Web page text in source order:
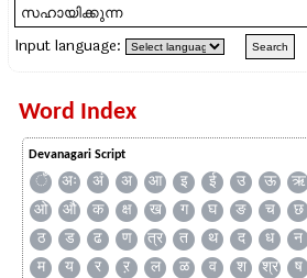
Input language:
Word Index
Devanagari Script
ँ अः अं अ आ इ ई उ ऊ ऋ
ओ
औ क क्ष ख ग घ ङ च छ
ठ
ड ढ ण त्र त थ द ध न
म
य र ऱ ल ळ व श श्र ष